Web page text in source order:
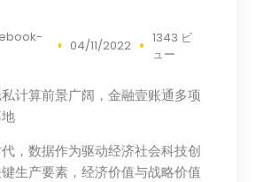
04/11/2022
1343 ビ
ュー
计算前景广阔，金融壹账通多项
，数据作为驱动经济社会科技创
生产要素，经济价值与战略价值